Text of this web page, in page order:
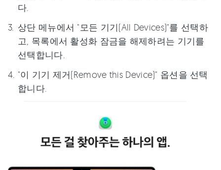
다.
상단 메뉴에서 "모든 기기(All Devices)"를 선택하
고, 목록에서 활성화 잠금을 해제하려는 기기를
선택합니다.
"이 기기 제거(Remove this Device)" 옵션을 선택
합니다.